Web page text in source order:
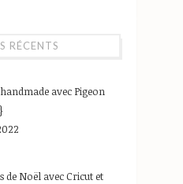
RÉCENTS
avec Pigeon
de Noël avec Cricut et